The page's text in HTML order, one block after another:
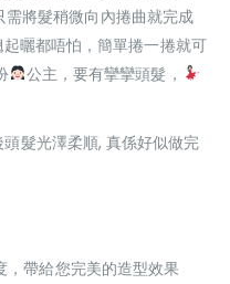
需將髮稍微向內捲曲就完成
曬都唔怕，簡單捲一捲就可
公主，要有攣攣頭髮，
髮光澤柔順, 真係好似做完
，帶給您完美的造型效果